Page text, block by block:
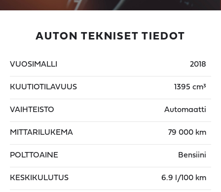
AUTON TEKNISET TIEDOT
VUOSIMALLI 2018
KUUTIOTILAVUUS 1395 cm³
VAIHTEISTO Automaatti
MITTARILUKEMA 79 000 km
POLTTOAINE Bensiini
KESKIKULUTUS 6.9 l/100 km